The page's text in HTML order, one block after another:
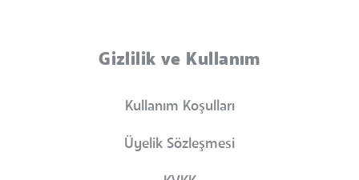
Gizlilik ve Kullanım
Kullanım Koşulları
Üyelik Sözleşmesi